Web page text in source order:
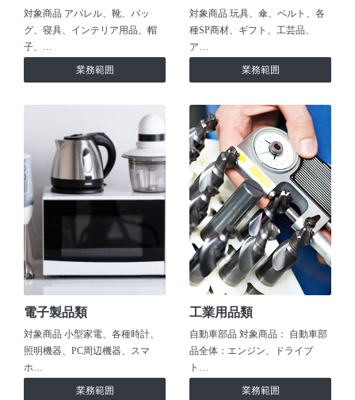
対象商品 アパレル、靴、バッ
グ、寝具、インテリア用品、帽
子、…
業務範囲
対象商品 玩具、傘、ベルト、各
種SP商材、ギフト、工芸品、
ア…
業務範囲
電子製品類
対象商品 小型家電、各種時計、
照明機器、PC周辺機器、スマ
ホ…
業務範囲
工業用品類
自動車部品 対象商品： 自動車部
品全体：エンジン、ドライブ
ト…
業務範囲